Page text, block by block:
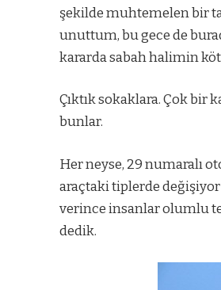
şekilde muhtemelen bir
unuttum, bu gece de
kararda sabah halimin
Çıktık sokaklara. Çok bir
bunlar.
Her neyse, 29 numaralı
araçtaki tiplerde değişiyor
verince insanlar olumlu
dedik.